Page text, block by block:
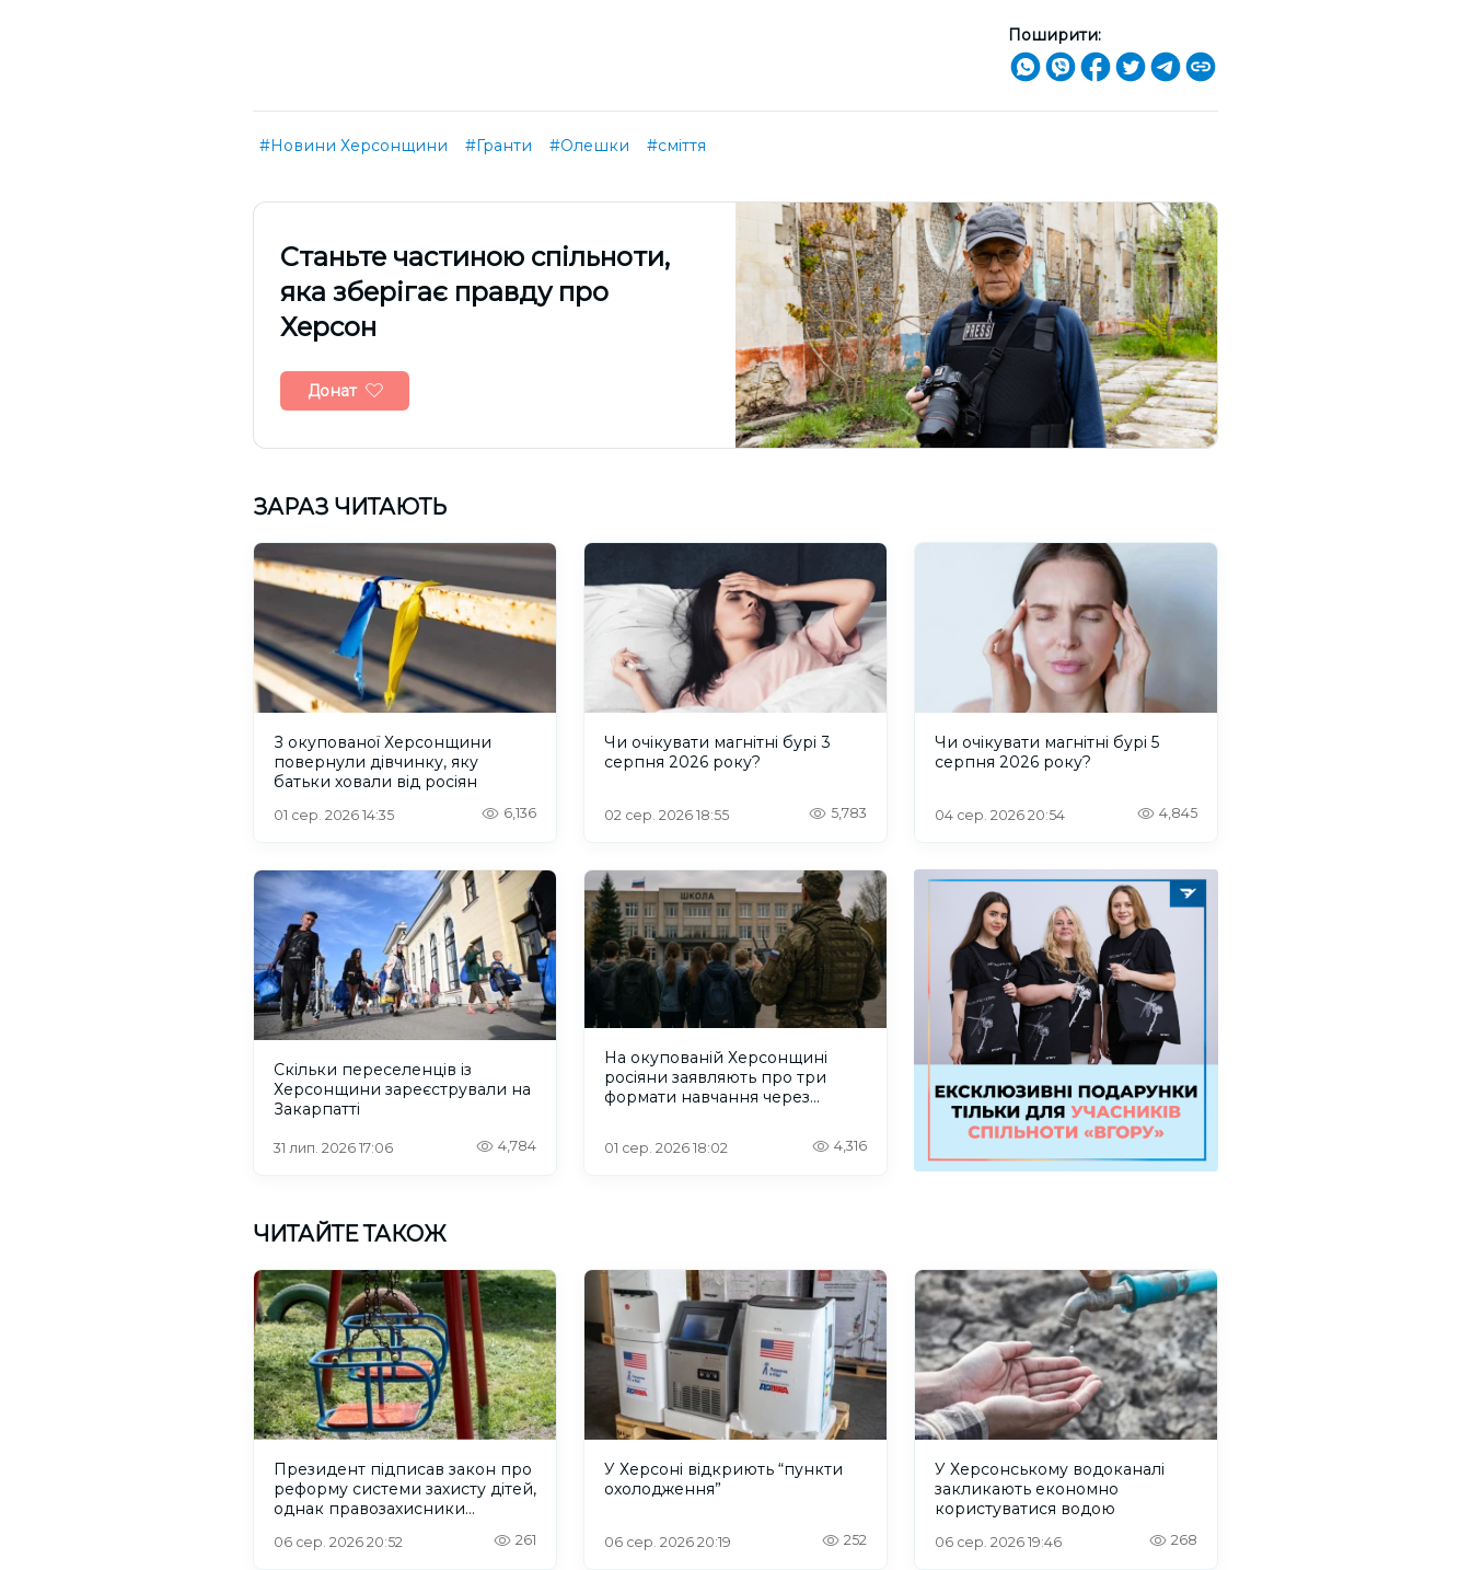
Поширити:
#Новини Херсонщини #Гранти #Олешки #сміття
Cтаньте частиною спільноти,
яка зберігає правду про
Херсон
Донат
ЗАРАЗ ЧИТАЮТЬ
З окупованої Херсонщини
повернули дівчинку, яку
батьки ховали від росіян
01 сер. 2026 14:35 6,136
Чи очікувати магнітні бурі 3
серпня 2026 року?
02 сер. 2026 18:55 5,783
Чи очікувати магнітні бурі 5
серпня 2026 року?
04 сер. 2026 20:54 4,845
Скільки переселенців із
Херсонщини зареєстрували на
Закарпатті
31 лип. 2026 17:06 4,784
На окупованій Херсонщині
росіяни заявляють про три
формати навчання через
01 сер. 2026 18:02 4,316
ЧИТАЙТЕ ТАКОЖ
Президент підписав закон про
реформу системи захисту дітей,
однак правозахисники
06 сер. 2026 20:52 261
У Херсоні відкриють “пункти
охолодження”
06 сер. 2026 20:19 252
У Херсонському водоканалі
закликають економно
користуватися водою
06 сер. 2026 19:46 268